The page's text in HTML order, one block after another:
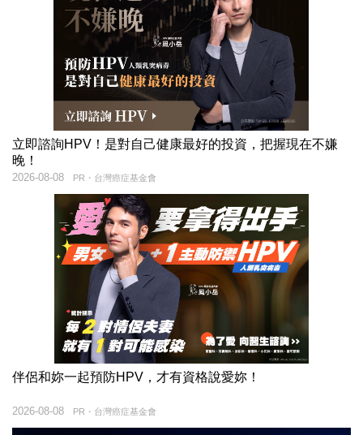
立即諮詢HPV！是對自己健康最好的投資，把握現在不嫌
晚！
PR・台灣癌症基金會
2026-08-08
伴侶和妳一起預防HPV，才有資格說愛妳！
PR・台灣癌症基金會
2026-08-08